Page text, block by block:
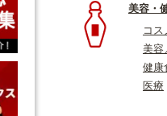
美容・
コス
美容
健康
医療